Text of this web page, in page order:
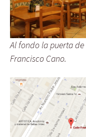
Al fondo la puerta
Francisco Cano.